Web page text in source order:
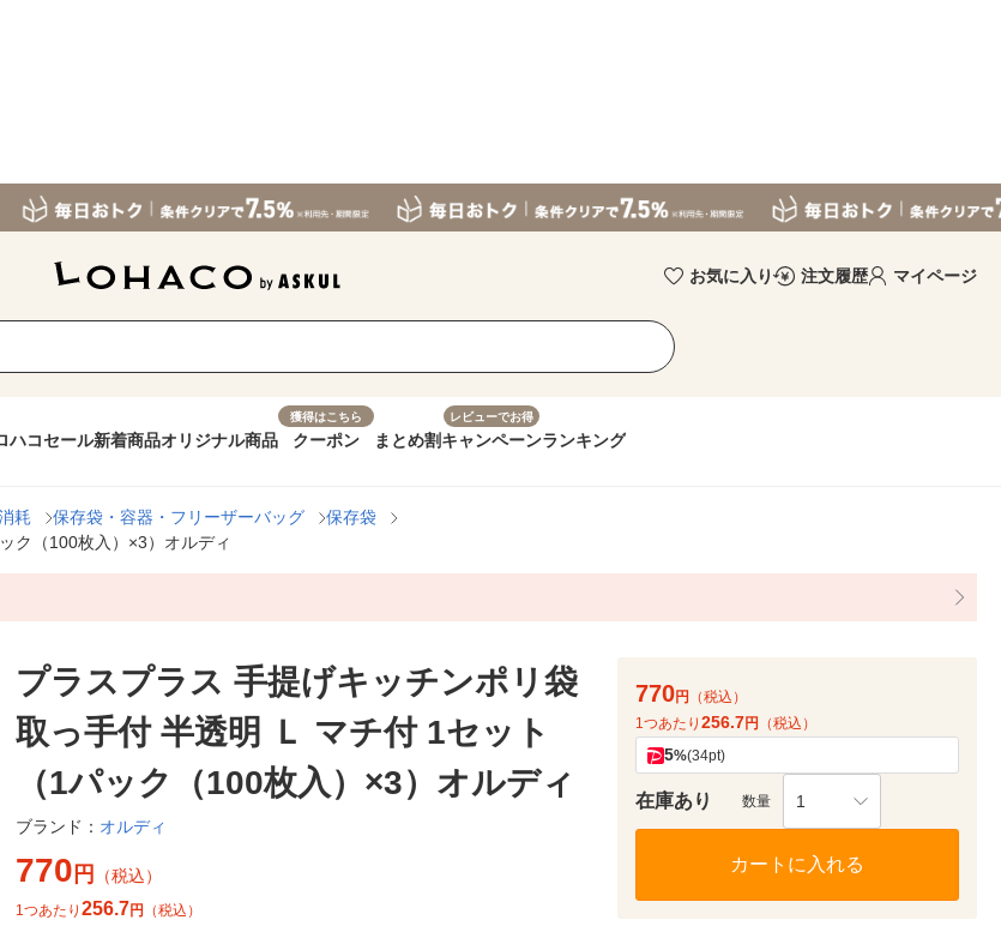
お気に入り 注文履歴 マイページ
ハコセール新着商品オリジナル商品
獲得はこちら
クーポン まとめ割
レビューでお得
キャンペーンランキング
耗 保存袋・容器・フリーザーバッグ
保存袋
ク（100枚入）×3）オルディ
プラスプラス 手提げキッチンポリ袋
取っ手付 半透明 Ｌ マチ付 1セット
（1パック（100枚入）×3）オルディ
ブランド： オルディ
770 円 （税込）
1つあたり 256.7円 （税込）
770円
（税込）
1つあたり 256.7円 （税込）
5%(34pt)
在庫あり 数量 1
カートに入れる